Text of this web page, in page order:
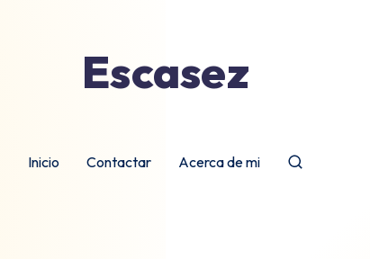
Escasez
Inicio Contactar Acerca de mi